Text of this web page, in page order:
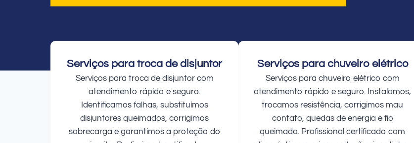
Serviços para troca de disjuntor
Serviços para troca de disjuntor com
atendimento rápido e seguro.
Identificamos falhas, substituímos
disjuntores queimados, corrigimos
sobrecarga e garantimos a proteção do
Serviços para chuveiro elétrico
Serviços para chuveiro elétrico com
atendimento rápido e seguro. Instalamos,
trocamos resistência, corrigimos mau
contato, quedas de energia e fio
queimado. Profissional certificado com